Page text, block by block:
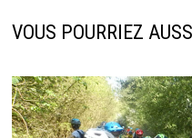
VOUS POURRIEZ